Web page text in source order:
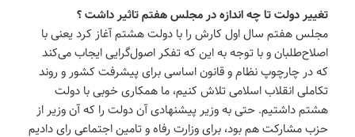
تغییر دولت تا چه اندازه در مجلس هفتم تاثیر داشت ؟
مجلس هفتم سال اول کارش را با دولت هشتم آغاز کرد یعنی با
اصلاح‌طلبان و با توجه به این که تفکر اصول‌گرایی ایجاب می‌کند
که در چارچوپ نظام و قانون اساسی برای پیشرفت کشور و روند
تکاملی انقلاب اسلامی تلاش کنیم، ما همکاری خوبی با دولت
هشتم داشتیم. حتی به وزیر پیشنهادی آن دولت را که آن وزیر از
حزب مشارکت هم بود، برای وزارت رفاه و تامین اجتماعی رای دادیم